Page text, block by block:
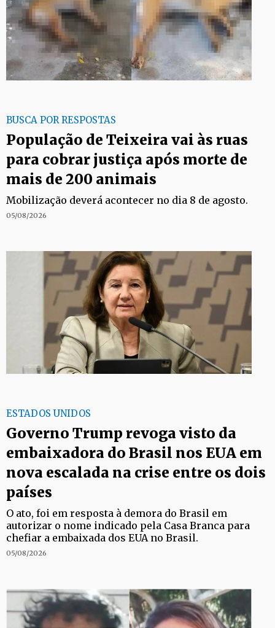
BUSCA POR RESPOSTAS
População de Teixeira vai às ruas
para cobrar justiça após morte de
mais de 200 animais
Mobilização deverá acontecer no dia 8 de agosto.
05/08/2026
ESTADOS UNIDOS
Governo Trump revoga visto da
embaixadora do Brasil nos EUA em
nova escalada na crise entre os dois
países
O ato, foi em resposta à demora do Brasil em
autorizar o nome indicado pela Casa Branca para
chefiar a embaixada dos EUA no Brasil.
05/08/2026